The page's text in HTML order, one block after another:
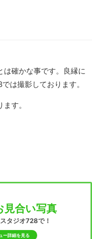
は確かな事です。良縁に
は撮影しております。
す。
見合い写真
タジオ728で！
ー詳細を見る